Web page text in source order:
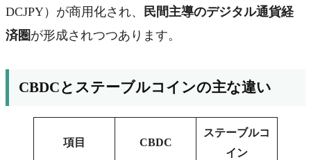
DCJPY）が商用化され、
民間主導のデジタル通貨経
済圏が形成されつつあります。
CBDCとステーブルコインの主な違い
項目 CBDC
ステーブルコ
イン